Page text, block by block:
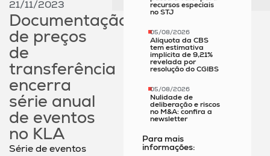
21/11/2023
Documentação
de preços
de
transferência
encerra
série anual
de eventos
no KLA
Série de eventos
recursos especiais
no STJ
05/08/2026
Alíquota da CBS
tem estimativa
implícita de 9,21%
revelada por
resolução do CGIBS
05/08/2026
Nulidade de
deliberação e riscos
no M&A: confira a
newsletter
Para mais
informações: